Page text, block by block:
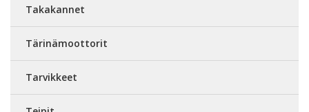
Takakannet
Tärinämoottorit
Tarvikkeet